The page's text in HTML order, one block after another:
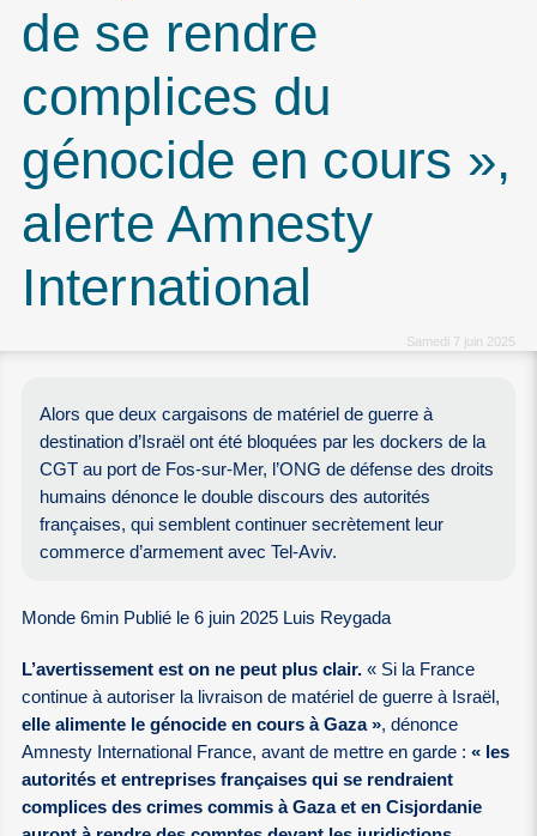
de se rendre
complices du
génocide en cours »,
alerte Amnesty
International
Samedi 7 juin 2025
Alors que deux cargaisons de matériel de guerre à
destination d’Israël ont été bloquées par les dockers de la
CGT au port de Fos-sur-Mer, l’ONG de défense des droits
humains dénonce le double discours des autorités
françaises, qui semblent continuer secrètement leur
commerce d’armement avec Tel-Aviv.
Monde 6min Publié le 6 juin 2025 Luis Reygada
L’avertissement est on ne peut plus clair.« Si la France
continue à autoriser la livraison de matériel de guerre à Israël,
elle alimente le génocide en cours à Gaza », dénonce
Amnesty International France, avant de mettre en garde :« les
autorités et entreprises françaises qui se rendraient
complices des crimes commis à Gaza et en Cisjordanie